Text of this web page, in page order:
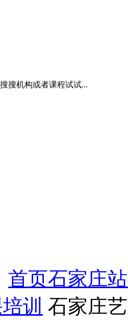
搜搜机构或者课程试试...
首页石家庄站
训 石家庄